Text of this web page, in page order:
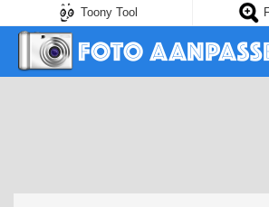
Toony Tool